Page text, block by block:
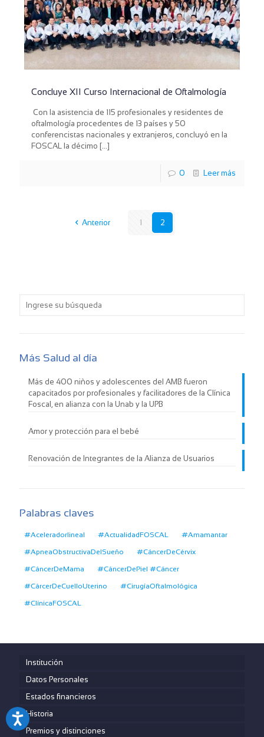
Concluye XII Curso Internacional de Oftalmología
Con la asistencia de 115 profesionales y residentes de
oftalmología procedentes de 13 países y 50
conferencistas nacionales y extranjeros, concluyó en la
FOSCAL la décimo […]
0 Leer más
Anterior 1 2
Más Salud al día
Más de 400 niños y adolescentes del AMB fueron
capacitados por profesionales y facilitadores de la Clínica
Foscal, en alianza con la Unab y la UPB
Amor y protección para el bebé
Renovación de Integrantes de la Alianza de Usuarios
Palabras claves
#Aceleradorlineal #ActualidadFOSCAL #Amamantar
#ApneaObstructivaDelSueño #CáncerDeCérvix
#CáncerDeMama #CáncerDePiel #Cáncer
#CárcerDeCuelloUterino #CirugíaOftalmológica
#ClínicaFOSCAL
Institución
Datos Personales
Estados financieros
Historia
Premios y distinciones